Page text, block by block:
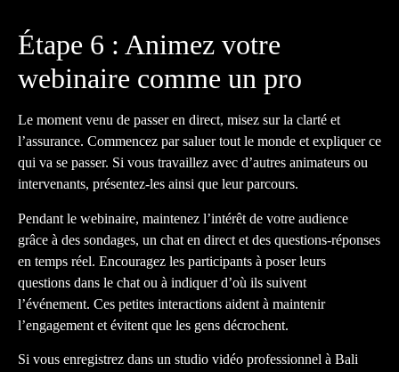
Étape 6 : Animez votre
webinaire comme un pro
Le moment venu de passer en direct, misez sur la clarté et
l’assurance. Commencez par saluer tout le monde et expliquer ce
qui va se passer. Si vous travaillez avec d’autres animateurs ou
intervenants, présentez-les ainsi que leur parcours.
Pendant le webinaire, maintenez l’intérêt de votre audience
grâce à des sondages, un chat en direct et des questions-réponses
en temps réel. Encouragez les participants à poser leurs
questions dans le chat ou à indiquer d’où ils suivent
l’événement. Ces petites interactions aident à maintenir
l’engagement et évitent que les gens décrochent.
Si vous enregistrez dans un studio vidéo professionnel à Bali